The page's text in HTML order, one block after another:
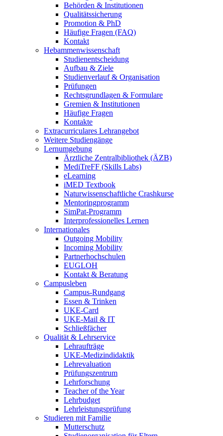
Behörden & Institutionen
Qualitätssicherung
Promotion & PhD
Häufige Fragen (FAQ)
Kontakt
Hebammenwissenschaft
Studienentscheidung
Aufbau & Ziele
Studienverlauf & Organisation
Prüfungen
Rechtsgrundlagen & Formulare
Gremien & Institutionen
Häufige Fragen
Kontakte
Extracurriculares Lehrangebot
Weitere Studiengänge
Lernumgebung
Ärztliche Zentralbibliothek (ÄZB)
MediTreFF (Skills Labs)
eLearning
iMED Textbook
Naturwissenschaftliche Crashkurse
Mentoringprogramm
SimPat-Programm
Interprofessionelles Lernen
Internationales
Outgoing Mobility
Incoming Mobility
Partnerhochschulen
EUGLOH
Kontakt & Beratung
Campusleben
Campus-Rundgang
Essen & Trinken
UKE-Card
UKE-Mail & IT
Schließfächer
Qualität & Lehrservice
Lehraufträge
UKE-Medizindidaktik
Lehrevaluation
Prüfungszentrum
Lehrforschung
Teacher of the Year
Lehrbudget
Lehrleistungsprüfung
Studieren mit Familie
Mutterschutz